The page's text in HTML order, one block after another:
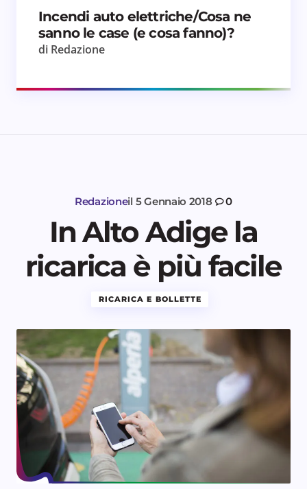
Incendi auto elettriche/Cosa ne
sanno le case (e cosa fanno)?
di Redazione
Redazioneil 5 Gennaio 2018 0
In Alto Adige la
ricarica è più facile
RICARICA E BOLLETTE